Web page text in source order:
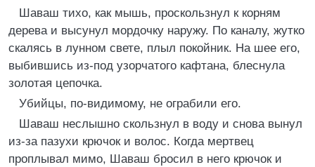
Шаваш тихо, как мышь, проскользнул к корням
дерева и высунул мордочку наружу. По каналу, жутко
скалясь в лунном свете, плыл покойник. На шее его,
выбившись из-под узорчатого кафтана, блеснула
золотая цепочка.
Убийцы, по-видимому, не ограбили его.
Шаваш неслышно скользнул в воду и снова вынул
из-за пазухи крючок и волос. Когда мертвец
проплывал мимо, Шаваш бросил в него крючок и